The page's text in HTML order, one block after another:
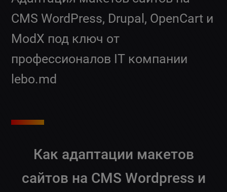
CMS WordPress, Drupal, OpenCart и
ModX под ключ от
профессионалов IT компании
lebo.md
Как адаптации макетов
сайтов на CMS Wordpress и